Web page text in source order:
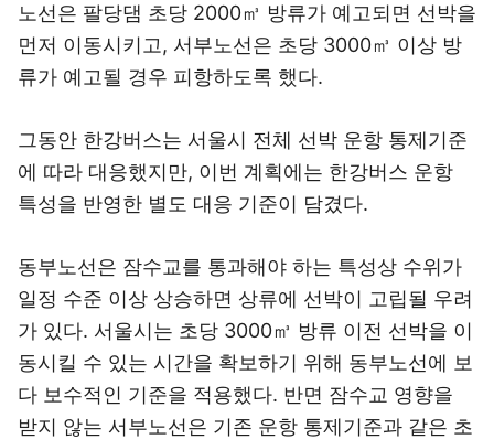
노선은 팔당댐 초당 2000㎥ 방류가 예고되면 선박을
먼저 이동시키고, 서부노선은 초당 3000㎥ 이상 방
류가 예고될 경우 피항하도록 했다.
그동안 한강버스는 서울시 전체 선박 운항 통제기준
에 따라 대응했지만, 이번 계획에는 한강버스 운항
특성을 반영한 별도 대응 기준이 담겼다.
동부노선은 잠수교를 통과해야 하는 특성상 수위가
일정 수준 이상 상승하면 상류에 선박이 고립될 우려
가 있다. 서울시는 초당 3000㎥ 방류 이전 선박을 이
동시킬 수 있는 시간을 확보하기 위해 동부노선에 보
다 보수적인 기준을 적용했다. 반면 잠수교 영향을
받지 않는 서부노선은 기존 운항 통제기준과 같은 초